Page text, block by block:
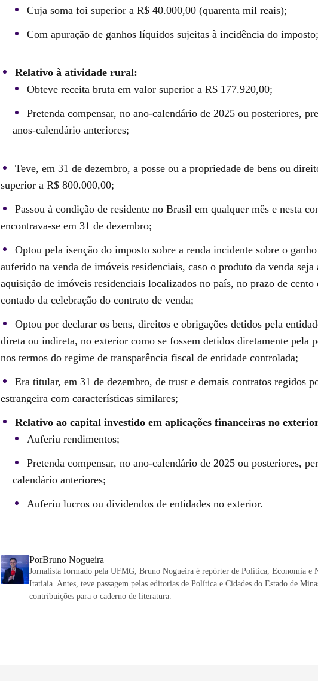
Cuja soma foi superior a R$ 40.000,00 (quarenta mil reais);
Com apuração de ganhos líquidos sujeitas à incidência do imposto;
Relativo à atividade rural:
Obteve receita bruta em valor superior a R$ 177.920,00;
Pretenda compensar, no ano-calendário de 2025 ou posteriores,
anos-calendário anteriores;
Teve, em 31 de dezembro, a posse ou a propriedade de bens ou
superior a R$ 800.000,00;
Passou à condição de residente no Brasil em qualquer mês e nesta
encontrava-se em 31 de dezembro;
Optou pela isenção do imposto sobre a renda incidente sobre o
auferido na venda de imóveis residenciais, caso o produto da venda seja
aquisição de imóveis residenciais localizados no país, no prazo de cento
contado da celebração do contrato de venda;
Optou por declarar os bens, direitos e obrigações detidos pela
direta ou indireta, no exterior como se fossem detidos diretamente pela
nos termos do regime de transparência fiscal de entidade controlada;
Era titular, em 31 de dezembro, de trust e demais contratos regidos
estrangeira com características similares;
Relativo ao capital investido em aplicações financeiras no
Auferiu rendimentos;
Pretenda compensar, no ano-calendário de 2025 ou posteriores,
calendário anteriores;
Auferiu lucros ou dividendos de entidades no exterior.
PorBruno Nogueira
Jornalista formado pela UFMG, Bruno Nogueira é repórter de Política, Economia e
Itatiaia. Antes, teve passagem pelas editorias de Política e Cidades do Estado de
contribuições para o caderno de literatura.